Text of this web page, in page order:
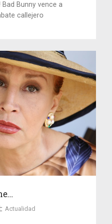
Bunny vence a
callejero
Actualidad